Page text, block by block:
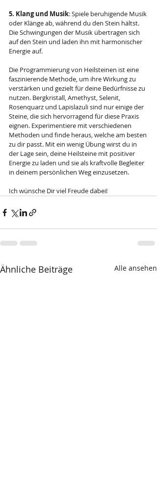
5. Klang und Musik: Spiele beruhigende Musik
oder Klänge ab, während du den Stein hältst.
Die Schwingungen der Musik übertragen sich
auf den Stein und laden ihn mit harmonischer
Energie auf.
Die Programmierung von Heilsteinen ist eine
faszinierende Methode, um ihre Wirkung zu
verstärken und gezielt für deine Bedürfnisse zu
nutzen. Bergkristall, Amethyst, Selenit,
Rosenquarz und Lapislazuli sind nur einige der
Steine, die sich hervorragend für diese Praxis
eignen. Experimentiere mit verschiedenen
Methoden und finde heraus, welche am besten
zu dir passt. Mit ein wenig Übung wirst du in
der Lage sein, deine Heilsteine mit positiver
Energie zu laden und sie als kraftvolle Begleiter
in deinem persönlichen Weg einzusetzen.
Ich wünsche Dir viel Freude dabei!
Ähnliche Beiträge Alle ansehen